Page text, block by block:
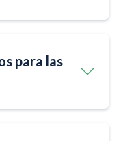
para las